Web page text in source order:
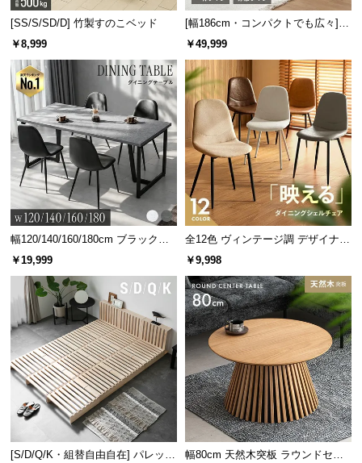
[SS/S/SD/D] 竹製すのこベッド
￥8,999
[幅186cm・コンパクトでも広々] 3
人掛けソファベッド リクライニン
￥49,999
幅120/140/160/180cm ブラックフ
レーム ダイニング 大理石調 4人掛
￥19,999
全12色 ヴィンテージ調 デザイナー
ズシェルチェア
￥9,998
[S/D/Q/K・組替自由自在] パレット
幅80cm 天然木突板 ラウンドセン